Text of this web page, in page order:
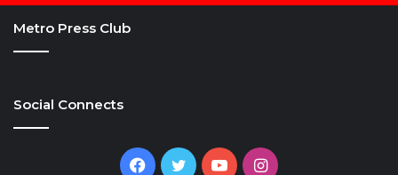
Metro Press Club
Social Connects
Facebook
TwitterYouTubeInstagram